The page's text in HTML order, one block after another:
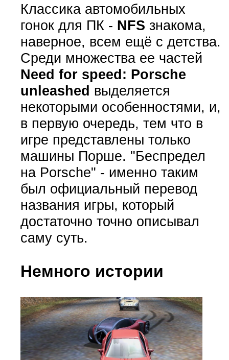
Классика автомобильных
гонок для ПК - NFS знакома,
наверное, всем ещё с детства.
Среди множества ее частей
Need for speed: Porsche
unleashed выделяется
некоторыми особенностями, и,
в первую очередь, тем что в
игре представлены только
машины Порше. "Беспредел
на Porsche" - именно таким
был официальный перевод
названия игры, который
достаточно точно описывал
саму суть.
Немного истории